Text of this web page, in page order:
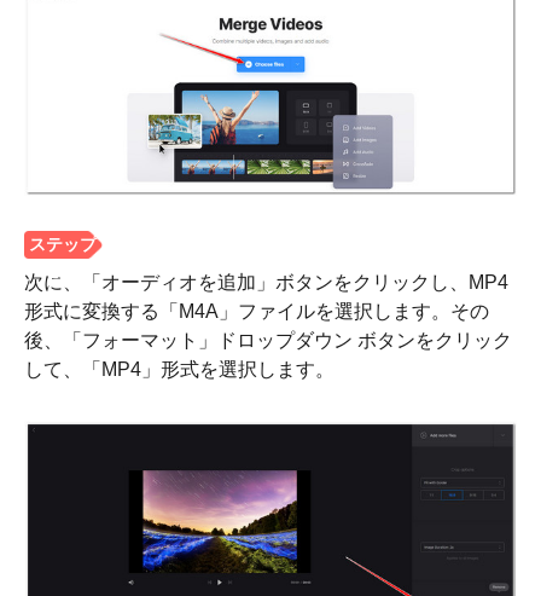
次に、「オーディオを追加」ボタンをクリックし、MP4
形式に変換する「M4A」ファイルを選択します。その
後、「フォーマット」ドロップダウン ボタンをクリック
して、「MP4」形式を選択します。